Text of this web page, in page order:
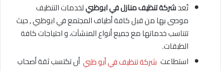
تُعدشركة تنظيف منازل في ابوظبيلخدمات التنظيف
موصى بها من قبل كافة أطياف المجتمع في ابوظبي , حيث
تتناسب خدماتها مع جميع أنواع المنشآت، و احتياجات كافة
الطبقات.
استطاعت شركة تنظيف في أبو ظبي أن تكتسب ثقة أصحاب